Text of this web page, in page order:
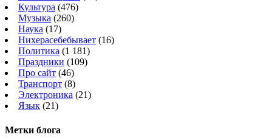
Культура (476)
Музыка (260)
Наука (17)
Нихерасебебывает (16)
Политика (1 181)
Праздники (109)
Про сайт (46)
Транспорт (8)
Электроника (21)
Язык (21)
Метки блога